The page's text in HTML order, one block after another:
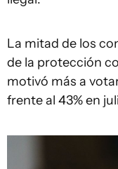
La mitad de los
de la protección
motivó más a
frente al 43% en